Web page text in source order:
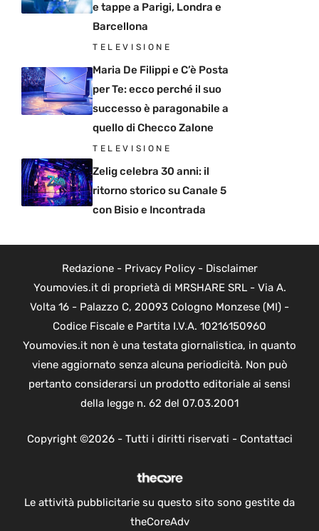
e tappe a Parigi, Londra e
Barcellona
TELEVISIONE
Maria De Filippi e C’è Posta
per Te: ecco perché il suo
successo è paragonabile a
quello di Checco Zalone
TELEVISIONE
Zelig celebra 30 anni: il
ritorno storico su Canale 5
con Bisio e Incontrada
Redazione- Privacy Policy- Disclaimer
Youmovies.it di proprietà di MRSHARE SRL - Via A.
Volta 16 - Palazzo C, 20093 Cologno Monzese (MI) -
Codice Fiscale e Partita I.V.A. 10216150960
Youmovies.it non è una testata giornalistica, in quanto
viene aggiornato senza alcuna periodicità. Non può
pertanto considerarsi un prodotto editoriale ai sensi
della legge n. 62 del 07.03.2001
Copyright ©2026 - Tutti i diritti riservati - Contattaci
Le attività pubblicitarie su questo sito sono gestite da
theCoreAdv